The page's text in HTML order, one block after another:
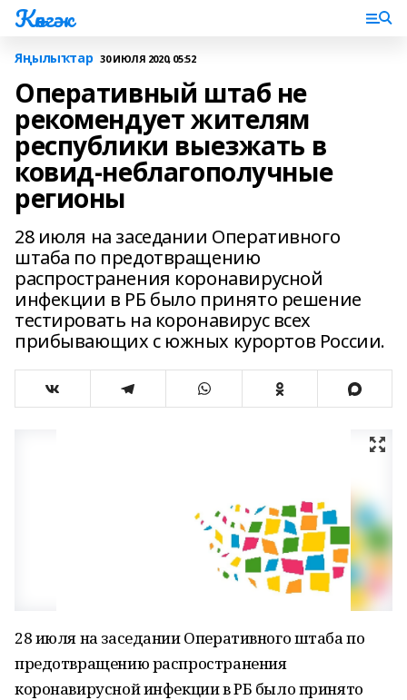
Көнгәк
Яңылыҡтар 30 ИЮЛЯ 2020, 05:52
Оперативный штаб не
рекомендует жителям
республики выезжать в
ковид-неблагополучные
регионы
28 июля на заседании Оперативного
штаба по предотвращению
распространения коронавирусной
инфекции в РБ было принято решение
тестировать на коронавирус всех
прибывающих с южных курортов России.
28 июля на заседании Оперативного штаба по
предотвращению распространения
коронавирусной инфекции в РБ было принято